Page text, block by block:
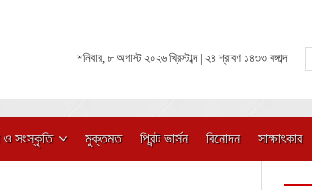
শনিবার, ৮ অগাস্ট ২০২৬ খ্রিস্টাব্দ | ২৪ শ্রাবণ ১৪৩৩ বঙ্গাব্দ
ও সংস্কৃতি মুক্তমত প্রিন্ট ভার্সন বিনোদন সাক্ষাৎকার